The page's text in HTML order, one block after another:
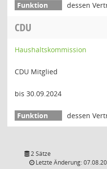
dessen
CDU
Haushaltskommission
CDU Mitglied
bis 30.09.2024
dessen
2 Sätze
Letzte Änderung: